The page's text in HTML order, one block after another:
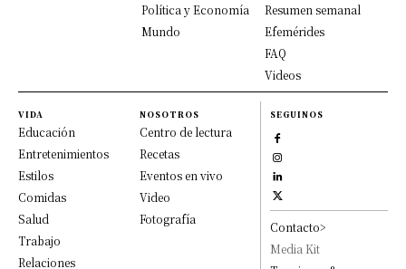
Política y Economía
Mundo
Resumen semanal
Efemérides
FAQ
Videos
VIDA
Educación
Entretenimientos
Estilos
Comidas
Salud
Trabajo
Relaciones
NOSOTROS
Centro de lectura
Recetas
Eventos en vivo
Video
Fotografía
SEGUINOS
Contacto>
Media Kit